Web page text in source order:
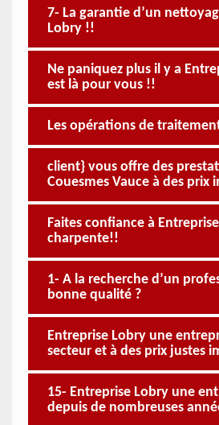
7- La garantie d’un
Lobry !!
Ne paniquez plus il y a
est là pour vous !!
Les opérations de
client} vous offre des
Couesmes Vauce à des prix
Faites confiance à
charpente!!
1- A la recherche d’un
bonne qualité ?
Entreprise Lobry une
secteur et à des prix justes
15- Entreprise Lobry une
depuis de nombreuses